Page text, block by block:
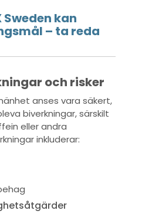
Sweden kan
– ta reda
och risker
anses vara säkert,
biverkningar, särskilt
eller andra
inkluderar: